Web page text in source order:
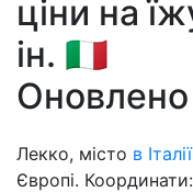
ціни на
ін. 🇮🇹
Лекко, місто в Італії
Європі.